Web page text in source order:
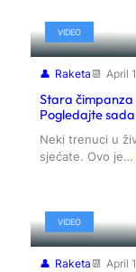
VIDEO
Raketa April
Stara čimpanza
Pogledajte
Neki trenuci u
sjećate. Ovo je…
VIDEO
Raketa April